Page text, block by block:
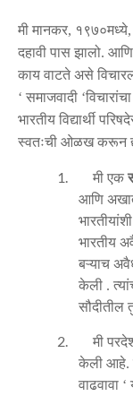
मी मानकर, १९७०मध्ये,
दहावी पास झालो. आणि
काय वाटते असे
‘ समाजवादी ‘विचारांचा
भारतीय विद्यार्थी
स्वतःची ओळख करून
1. मी एक
आणि
भारतीयांशी
भारतीय
बऱ्याच
केली .
सौदीतील
2. मी
केली आहे.
वाढवावा ‘